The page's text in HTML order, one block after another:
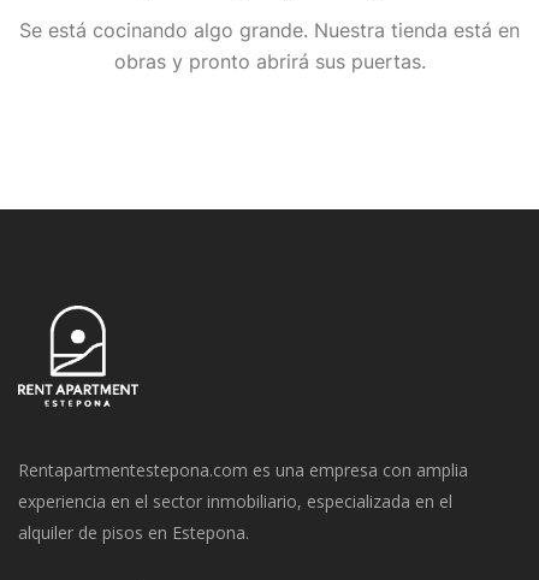
Se está cocinando algo grande. Nuestra tienda está en
obras y pronto abrirá sus puertas.
Rentapartmentestepona.com es una empresa con amplia
experiencia en el sector inmobiliario, especializada en el
alquiler de pisos en Estepona.